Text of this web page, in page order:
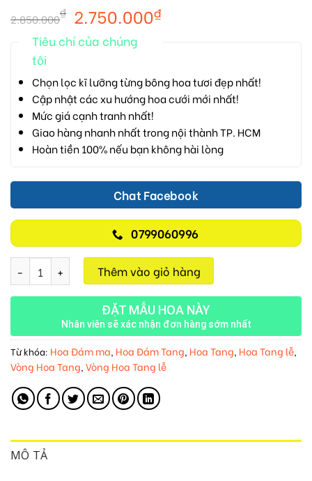
2.850.000₫ 2.750.000₫
Tiêu chí của chúng
tôi
Chọn lọc kĩ lưỡng từng bông hoa tươi đẹp nhất!
Cập nhật các xu hướng hoa cưới mới nhất!
Mức giá cạnh tranh nhất!
Giao hàng nhanh nhất trong nội thành TP. HCM
Hoàn tiền 100% nếu bạn không hài lòng
Chat Facebook
0799060996
Hành Trình Thanh Sắc M115 số lượng
Thêm vào giỏ hàng
ĐẶT MẪU HOA NÀY
Nhân viên sẽ xác nhận đơn hàng sớm nhất
Từ khóa: Hoa Đám ma, Hoa Đám Tang, Hoa Tang, Hoa Tang lễ,
Vòng Hoa Tang, Vòng Hoa Tang lễ
MÔ TẢ